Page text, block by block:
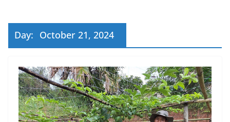
Day: October 21, 2024